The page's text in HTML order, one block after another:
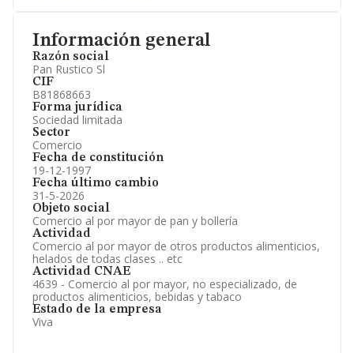
Información general
Razón social
Pan Rustico Sl
CIF
B81868663
Forma jurídica
Sociedad limitada
Sector
Comercio
Fecha de constitución
19-12-1997
Fecha último cambio
31-5-2026
Objeto social
Comercio al por mayor de pan y bollería
Actividad
Comercio al por mayor de otros productos alimenticios,
helados de todas clases .. etc
Actividad CNAE
4639 - Comercio al por mayor, no especializado, de
productos alimenticios, bebidas y tabaco
Estado de la empresa
Viva